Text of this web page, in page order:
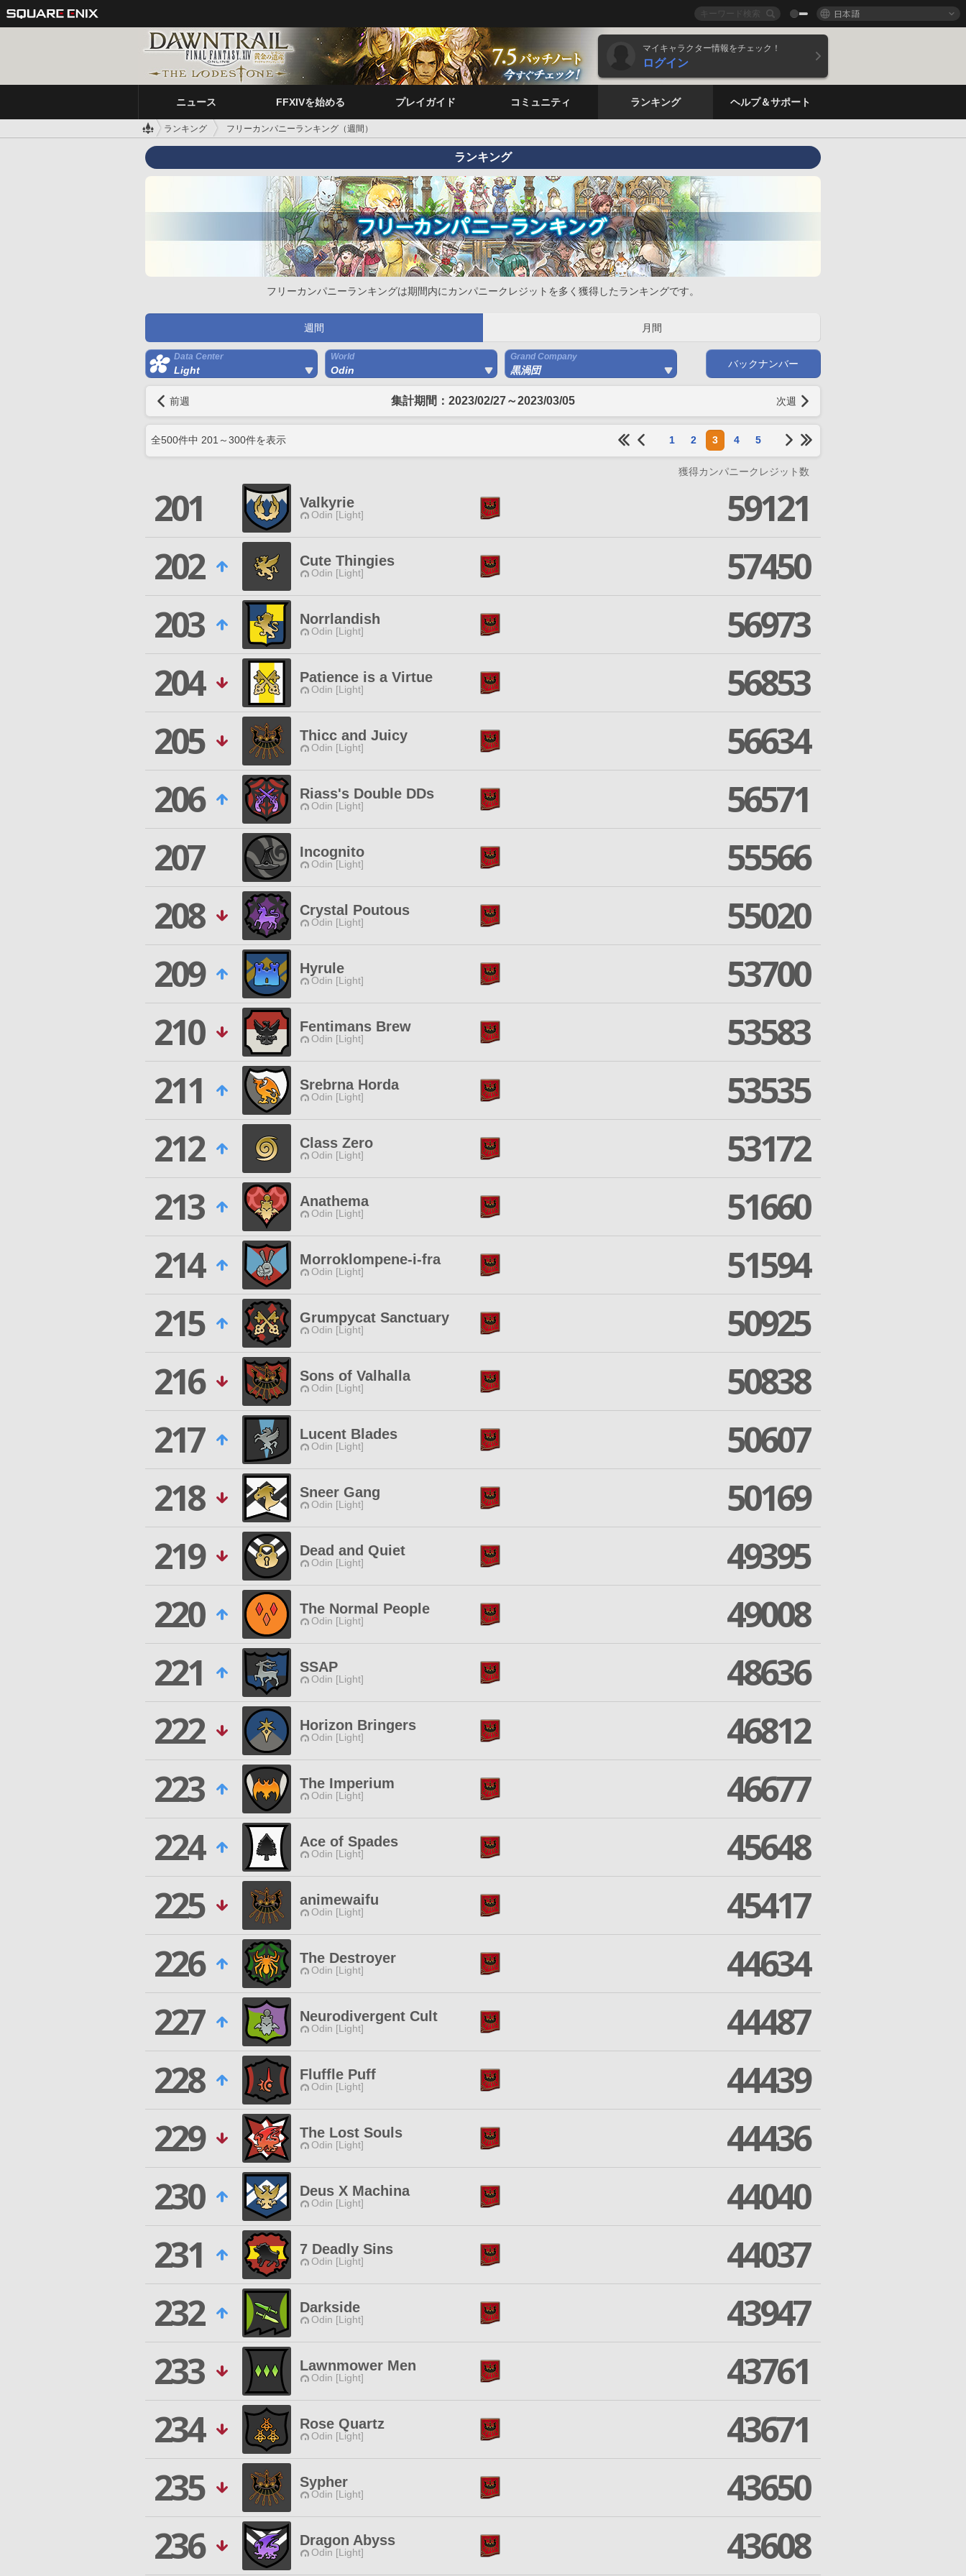
日本語
マイキャラクター情報をチェック！
ログイン
ニュース FFXIVを始める プレイガイド コミュニティ ランキング ヘルプ＆サポート
ランキング フリーカンパニーランキング（週間）
ランキング
フリーカンパニーランキングは期間内にカンパニークレジットを多く獲得したランキングです。
週間 月間
Data Center
Light
World
Odin
Grand Company
黒渦団
バックナンバー
前週 集計期間：2023/02/27～2023/03/05 次週
全500件中 201 ～300件を表示 1 2 3 4 5
獲得カンパニークレジット数
201 Valkyrie
Odin [Light]
59121
202
Cute Thingies
Odin [Light]
57450
203
Norrlandish
Odin [Light]
56973
204
Patience is a Virtue
Odin [Light]
56853
205
Thicc and Juicy
Odin [Light]
56634
206
Riass's Double DDs
Odin [Light]
56571
207
Incognito
Odin [Light]
55566
208
Crystal Poutous
Odin [Light]
55020
209
Hyrule
Odin [Light]
53700
210
Fentimans Brew
Odin [Light]
53583
211
Srebrna Horda
Odin [Light]
53535
212
Class Zero
Odin [Light]
53172
213
Anathema
Odin [Light]
51660
214
Morroklompene-i-fra
Odin [Light]
51594
215
Grumpycat Sanctuary
Odin [Light]
50925
216
Sons of Valhalla
Odin [Light]
50838
217
Lucent Blades
Odin [Light]
50607
218
Sneer Gang
Odin [Light]
50169
219
Dead and Quiet
Odin [Light]
49395
220
The Normal People
Odin [Light]
49008
221
SSAP
Odin [Light]
48636
222
Horizon Bringers
Odin [Light]
46812
223
The Imperium
Odin [Light]
46677
224
Ace of Spades
Odin [Light]
45648
225
animewaifu
Odin [Light]
45417
226
The Destroyer
Odin [Light]
44634
227
Neurodivergent Cult
Odin [Light]
44487
228
Fluffle Puff
Odin [Light]
44439
229
The Lost Souls
Odin [Light]
44436
230
Deus X Machina
Odin [Light]
44040
231
7 Deadly Sins
Odin [Light]
44037
232
Darkside
Odin [Light]
43947
233
Lawnmower Men
Odin [Light]
43761
234
Rose Quartz
Odin [Light]
43671
235
Sypher
Odin [Light]
43650
236
Dragon Abyss
Odin [Light] 43608